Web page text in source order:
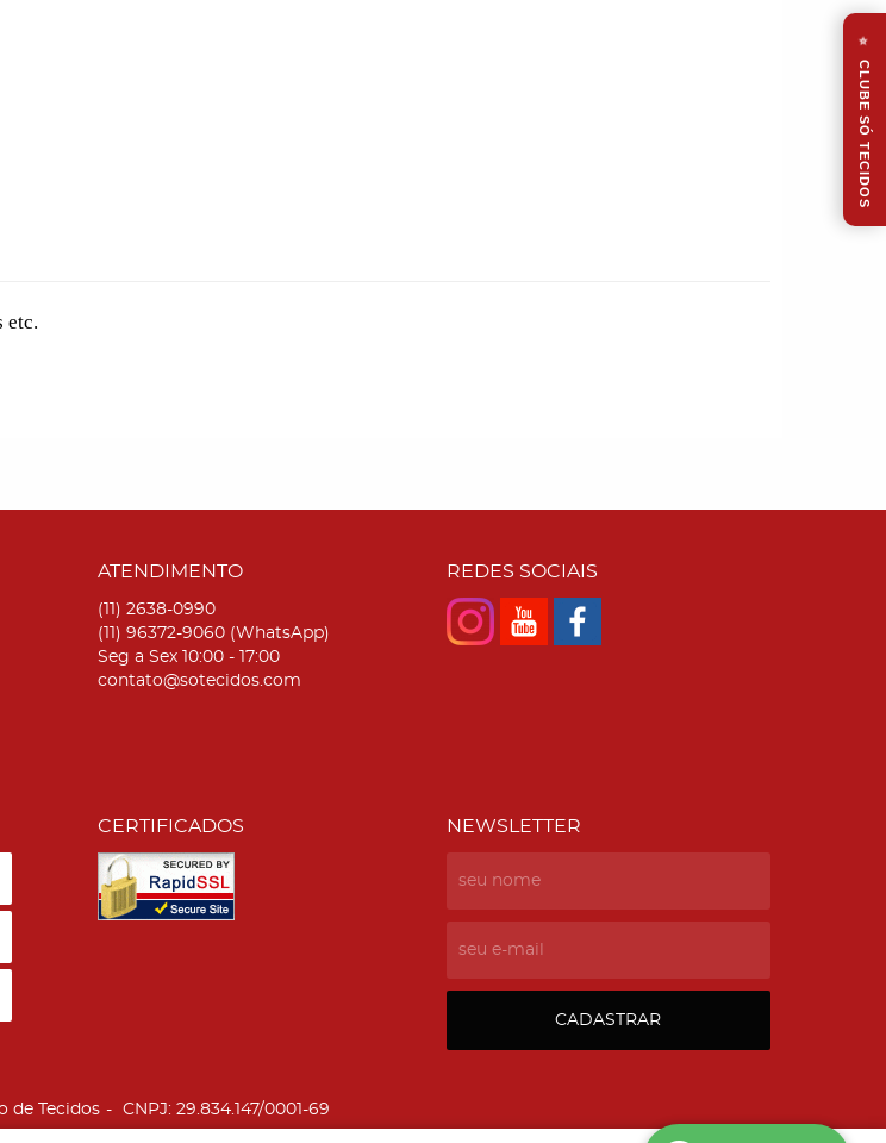
etc.
ATENDIMENTO
(11) 2638-0990
(11) 96372-9060 (WhatsApp)
Seg a Sex 10:00 - 17:00
contato@sotecidos.com
REDES SOCIAIS
CERTIFICADOS NEWSLETTER
CADASTRAR
de Tecidos CNPJ: 29.834.147/0001-69
⭐
CLUBE SÓ TECIDOS